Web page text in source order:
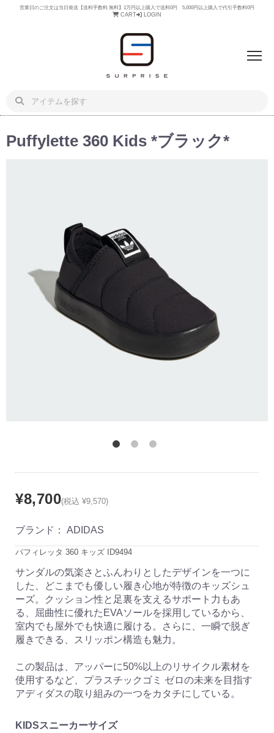
営業日のご注文は当日発送【送料手数料 無料】1万円以上購入で送料0円 5,000円以上購入で代引手数料0円
CART LOGIN
Puffylette 360 Kids *ブラック*
¥8,700(税込 ¥9,570)
ブランド： ADIDAS
パフィレッタ 360 キッズ ID9494
サンダルの気楽さとふんわりとしたデザインを一つに
した、どこまでも優しい履き心地が特徴のキッズシュ
ーズ。クッション性と足裏を支えるサポート力もあ
る、屈曲性に優れたEVAソールを採用しているから、
室内でも屋外でも快適に履ける。さらに、一瞬で脱ぎ
履きできる、スリッポン構造も魅力。
この製品は、アッパーに50%以上のリサイクル素材を
使用するなど、プラスチックゴミ ゼロの未来を目指す
アディダスの取り組みの一つをカタチにしている。
KIDSスニーカーサイズ